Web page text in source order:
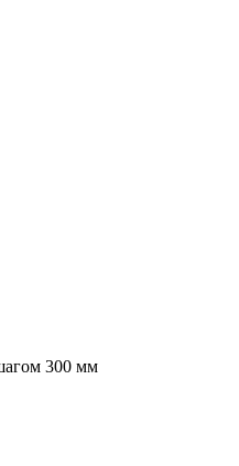
300 мм